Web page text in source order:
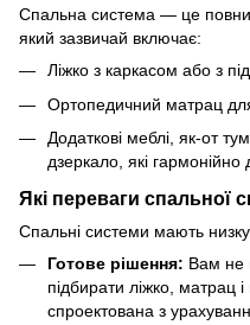
Спальна система — це
який зазвичай включає:
Ліжко з каркасом або з
Ортопедичний матрац
Додаткові меблі, як-от
дзеркало, які гармонійно
Які переваги спальної
Спальні системи мають
Готове рішення: Вам не
підбирати ліжко, матрац
спроектована з